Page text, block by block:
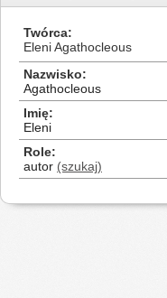
Twórca
Eleni Agathocleous
Nazwisko
Agathocleous
Imię
Eleni
Role
autor (szukaj)